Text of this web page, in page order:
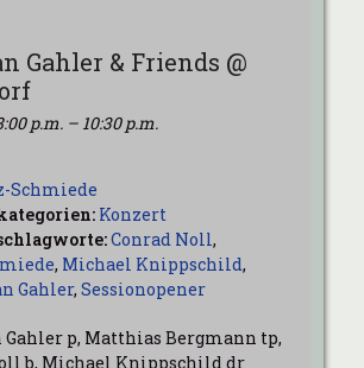
Gahler & Friends @
p.m. – 10:30 p.m.
Schmiede
Konzert
Conrad Noll,
, Michael Knippschild,
Gahler, Sessionopener
Gahler p, Matthias Bergmann tp,
b, Michael Knippschild dr